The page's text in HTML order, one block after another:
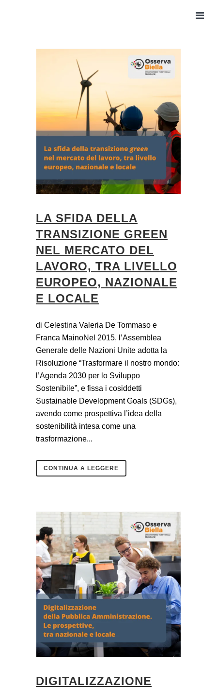
LA SFIDA DELLA
TRANSIZIONE GREEN
NEL MERCATO DEL
LAVORO, TRA LIVELLO
EUROPEO, NAZIONALE
E LOCALE
di Celestina Valeria De Tommaso e
Franca MainoNel 2015, l’Assemblea
Generale delle Nazioni Unite adotta la
Risoluzione “Trasformare il nostro mondo:
l’Agenda 2030 per lo Sviluppo
Sostenibile”, e fissa i cosiddetti
Sustainable Development Goals (SDGs),
avendo come prospettiva l’idea della
sostenibilità intesa come una
trasformazione...
CONTINUA A LEGGERE
DIGITALIZZAZIONE